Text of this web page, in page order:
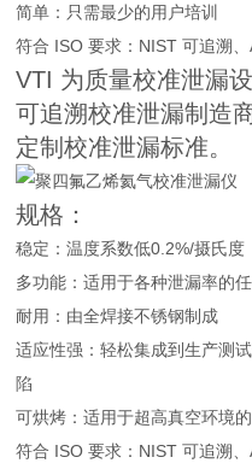
简单：只需最少的用户培训
符合 ISO 要求：NIST 可追溯
VTI 为质量校准泄漏
可追溯校准泄漏制造
定制校准泄漏标准。
规格：
稳定：温度系数低0.2%/摄氏度
多功能：适用于各种泄漏率的
耐用：由全焊接不锈钢制成
适应性强：轻松集成到生产测
陷
可烘烤：适用于超高真空环境
符合 ISO 要求：NIST 可追溯